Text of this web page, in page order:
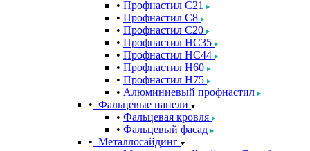
Профнастил С21
Профнастил С8
Профнастил С20
Профнастил НС35
Профнастил НС44
Профнастил Н60
Профнастил Н75
Алюминиевый профнастил
Фальцевые панели
Фальцевая кровля
Фальцевый фасад
Металлосайдинг